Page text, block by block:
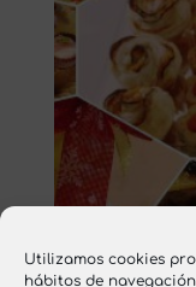
Utilizamos cookies
hábitos de